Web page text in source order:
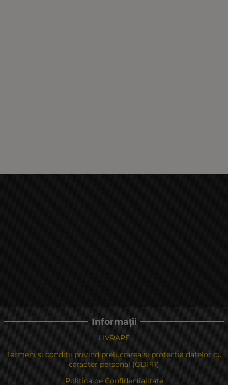
Informații
LIVRARE
Termeni si conditii privind prelucrarea si protectia datelor cu
caracter personal (GDPR)
Politica de Confidențialitate